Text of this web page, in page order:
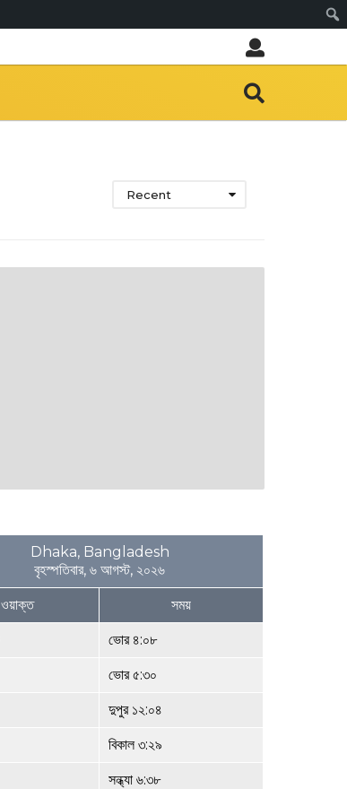
Recent
Dhaka, Bangladesh
বৃহস্পতিবার, ৬ আগস্ট, ২০২৬
ওয়াক্ত সময়
ভোর ৪:০৮
ভোর ৫:৩০
দুপুর ১২:০৪
বিকাল ৩:২৯
সন্ধ্যা ৬:৩৮